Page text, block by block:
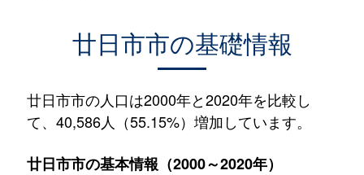
廿日市市の基礎情報
廿日市市の人口は2000年と2020年を比較し
て、40,586人（55.15%）増加しています。
廿日市市の基本情報（2000～2020年）